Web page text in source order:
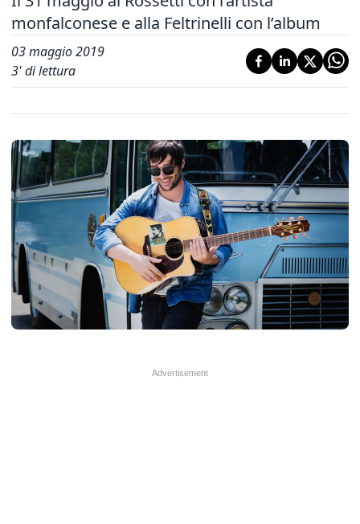
monfalconese e alla Feltrinelli con l’album
03 maggio 2019
3' di lettura